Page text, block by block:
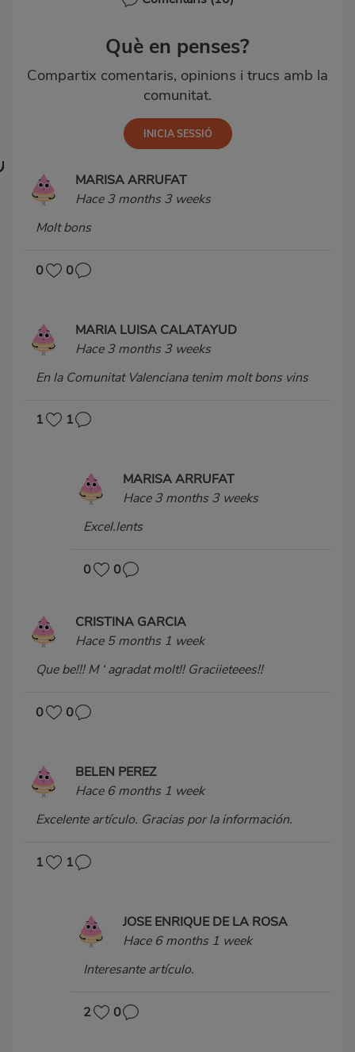
Què en penses?
Compartix comentaris, opinions i trucs amb la
comunitat.
MARISA ARRUFAT
Hace 3 months 3 weeks
Molt bons
0 0
MARIA LUISA CALATAYUD
Hace 3 months 3 weeks
En la Comunitat Valenciana tenim molt bons vins
1 1
MARISA ARRUFAT
Hace 3 months 3 weeks
Excel.lents
0 0
CRISTINA GARCIA
Hace 5 months 1 week
Que be!!! M ‘ agradat molt!! Graciieteees!!
0 0
BELEN PEREZ
Hace 6 months 1 week
Excelente artículo. Gracias por la información.
1 1
JOSE ENRIQUE DE LA ROSA
Hace 6 months 1 week
Interesante artículo.
2 0